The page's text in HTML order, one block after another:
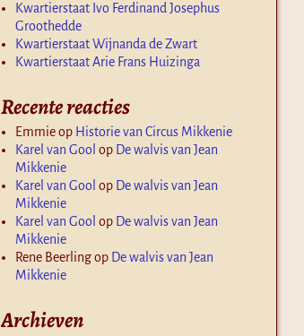
Kwartierstaat Ivo Ferdinand Josephus
Groothedde
Kwartierstaat Wijnanda de Zwart
Kwartierstaat Arie Frans Huizinga
Recente reacties
Emmieop Historie van Circus Mikkenie
Karel van Gool op De walvis van Jean
Mikkenie
Karel van Gool op De walvis van Jean
Mikkenie
Karel van Gool op De walvis van Jean
Mikkenie
Rene Beerlingop De walvis van Jean
Mikkenie
Archieven